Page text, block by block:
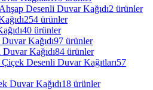
Desenli Duvar Kağıdı2 ürünler
254 ürünler
40 ürünler
Kağıdı97 ürünler
Kağıdı84 ürünler
Desenli Duvar Kağıtları57
Duvar Kağıdı18 ürünler